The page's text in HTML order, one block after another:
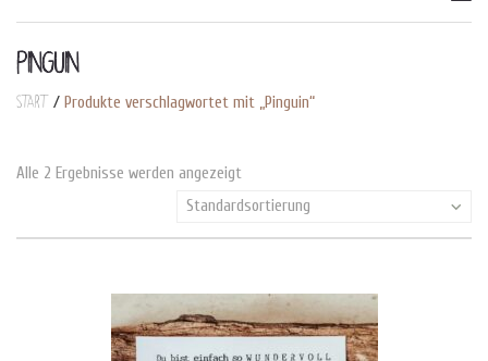
to
PINGUIN
Start / Produkte verschlagwortet mit „Pinguin“
Alle 2 Ergebnisse werden angezeigt
Standardsortierung